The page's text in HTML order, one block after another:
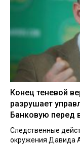
Конец теневой
разрушает
Банковую перед
Следственные
окружения Давида